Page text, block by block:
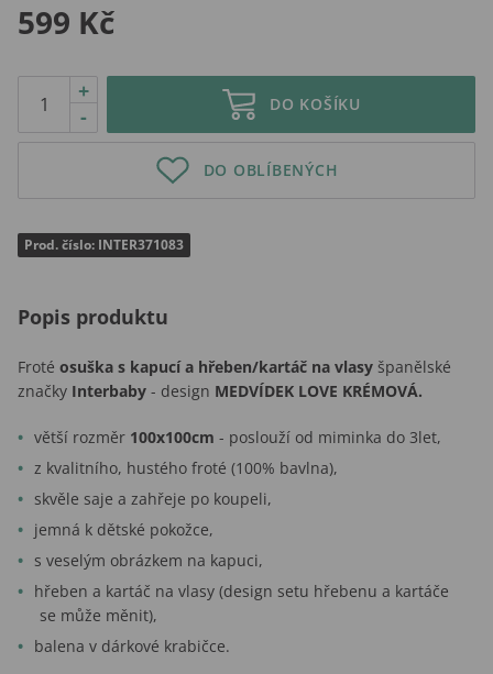
599 Kč
-
+
DO KOŠÍKU
DO OBLÍBENÝCH
Prod. číslo: INTER371083
Popis produktu
Froté osuška s kapucí a hřeben/kartáč na vlasy španělské
značky Interbaby - design MEDVÍDEK LOVE KRÉMOVÁ.
větší rozměr 100x100cm - poslouží od miminka do 3let,
z kvalitního, hustého froté (100% bavlna),
skvěle saje a zahřeje po koupeli,
jemná k dětské pokožce,
s veselým obrázkem na kapuci,
hřeben a kartáč na vlasy (design setu hřebenu a kartáče
se může měnit),
balena v dárkové krabičce.